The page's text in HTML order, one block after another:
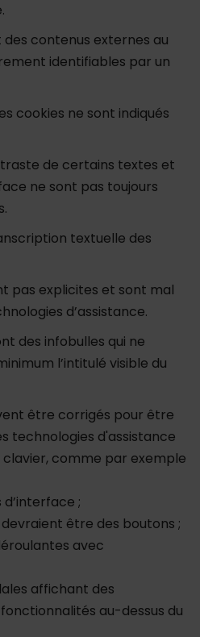
contenus externes au
identifiables par un
cookies ne sont indiqués
de certains textes et
ne sont pas toujours
textuelle des
pas explicites et sont mal
d’assistance.
des infobulles qui ne
l’intitulé visible du
être corrigés pour être
technologies d'assistance
comme par exemple
;
être des boutons ;
avec
affichant des
au-dessus du